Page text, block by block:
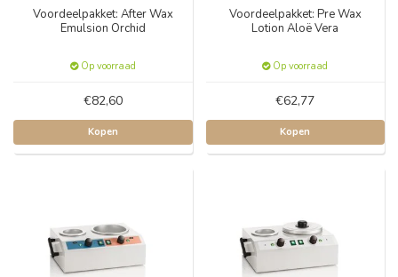
Voordeelpakket: After Wax
Emulsion Orchid
Op voorraad
€82,60
Kopen
Voordeelpakket: Pre Wax
Lotion Aloë Vera
Op voorraad
€62,77
Kopen